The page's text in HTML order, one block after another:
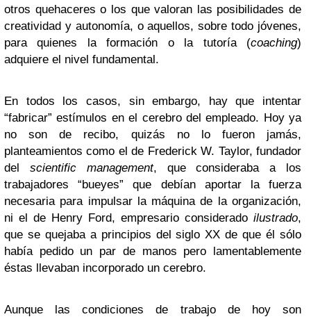
otros quehaceres o los que valoran las posibilidades de
creatividad y autonomía, o aquellos, sobre todo jóvenes,
para quienes la formación o la tutoría (coaching)
adquiere el nivel fundamental.
En todos los casos, sin embargo, hay que intentar
“fabricar” estímulos en el cerebro del empleado. Hoy ya
no son de recibo, quizás no lo fueron jamás,
planteamientos como el de Frederick W. Taylor, fundador
del scientific management, que consideraba a los
trabajadores “bueyes” que debían aportar la fuerza
necesaria para impulsar la máquina de la organización,
ni el de Henry Ford, empresario considerado ilustrado,
que se quejaba a principios del siglo XX de que él sólo
había pedido un par de manos pero lamentablemente
éstas llevaban incorporado un cerebro.
Aunque las condiciones de trabajo de hoy son